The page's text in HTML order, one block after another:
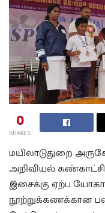
0
SHARES
மயிலாடுதுறை
அறிவியல் கண்காட்சி
இசைக்கு ஏற்ப
நூற்றுக்கணக்கான